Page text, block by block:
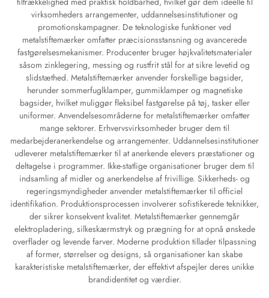
virksomheders arrangementer, uddannelsesinstitutioner og
promotionskampagner. De teknologiske funktioner ved
metalstiftemærker omfatter præcisionsstansning og avancerede
fastgørelsesmekanismer. Producenter bruger højkvalitetsmaterialer
såsom zinklegering, messing og rustfrit stål for at sikre levetid og
slidstæthed. Metalstiftemærker anvender forskellige bagsider,
herunder sommerfuglklamper, gummiklamper og magnetiske
bagsider, hvilket muliggør fleksibel fastgørelse på tøj, tasker eller
uniformer. Anvendelsesområderne for metalstiftemærker omfatter
mange sektorer. Erhvervsvirksomheder bruger dem til
medarbejderanerkendelse og arrangementer. Uddannelsesinstitutioner
udleverer metalstiftemærker til at anerkende elevers præstationer og
deltagelse i programmer. Ikke-statlige organisationer bruger dem til
indsamling af midler og anerkendelse af frivillige. Sikkerheds- og
regeringsmyndigheder anvender metalstiftemærker til officiel
identifikation. Produktionsprocessen involverer sofistikerede teknikker,
der sikrer konsekvent kvalitet. Metalstiftemærker gennemgår
elektropladering, silkeskærmstryk og prægning for at opnå ønskede
overflader og levende farver. Moderne produktion tillader tilpassning
af former, størrelser og designs, så organisationer kan skabe
karakteristiske metalstiftemærker, der effektivt afspejler deres unikke
brandidentitet og værdier.